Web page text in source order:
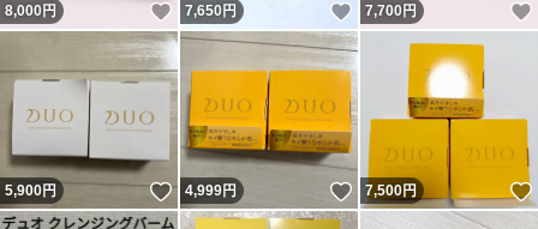
8,000 円 いいね！
7,650 円 いいね！
7,700 円
5,900円 いいね！
4,999円 いいね！
7,500円